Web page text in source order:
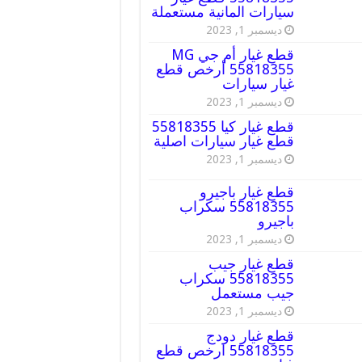
سيارات المانية مستعملة
ديسمبر 1, 2023
قطع غيار أم جي MG
55818355 أرخص قطع
غيار سيارات
ديسمبر 1, 2023
قطع غيار كيا 55818355
قطع غيار سيارات اصلية
ديسمبر 1, 2023
قطع غيار باجيرو
55818355 سكراب
باجيرو
ديسمبر 1, 2023
قطع غيار جيب
55818355 سكراب
جيب مستعمل
ديسمبر 1, 2023
قطع غيار دودج
55818355 ارخص قطع